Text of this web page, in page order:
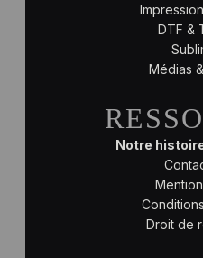
DTF &
Médias
Notre
Droit de